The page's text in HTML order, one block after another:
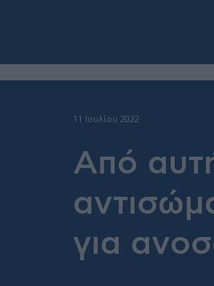
11 Ιουλίου 2022
Από
για